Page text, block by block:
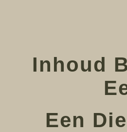
Inhoud
Een